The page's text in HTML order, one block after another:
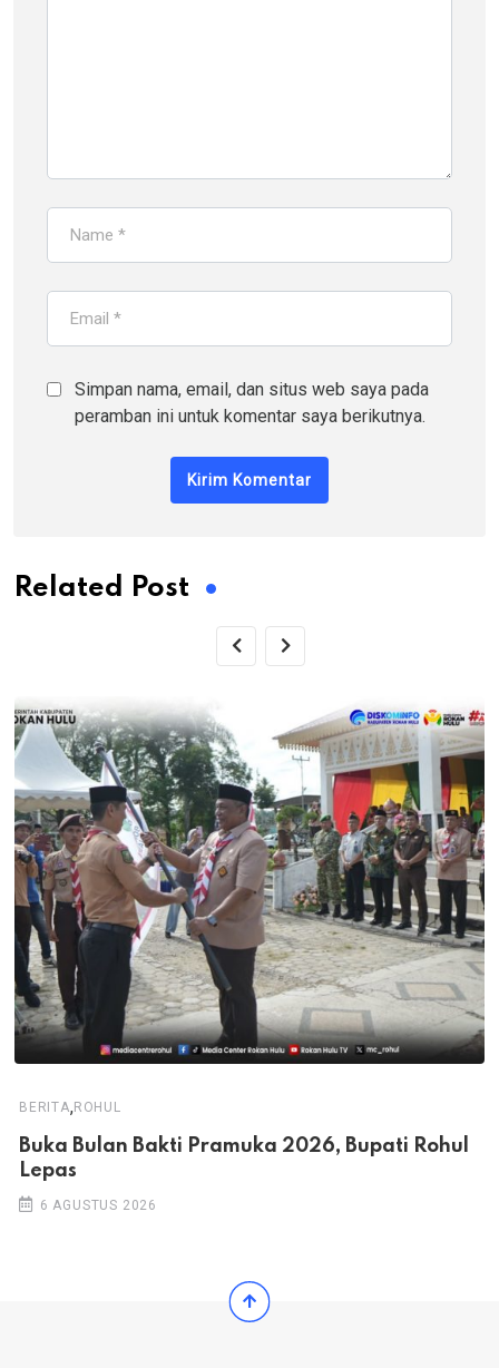
Simpan nama, email, dan situs web saya pada
peramban ini untuk komentar saya berikutnya.
Related Post
BERITA,ROHUL
Buka Bulan Bakti Pramuka 2026, Bupati Rohul
Lepas
6 AGUSTUS 2026